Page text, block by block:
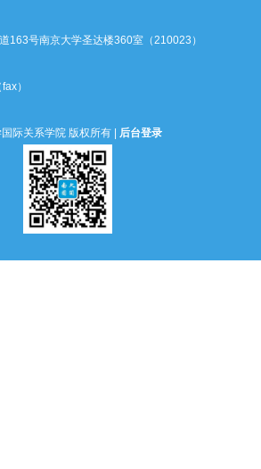
163号南京大学圣达楼360室（210023）
）
际关系学院 版权所有 | 后台登录